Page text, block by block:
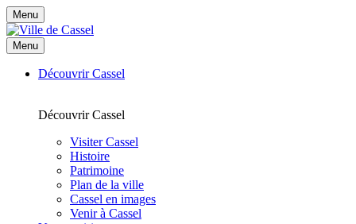
Menu
Menu
Découvrir Cassel
Découvrir Cassel
Visiter Cassel
Histoire
Patrimoine
Plan de la ville
Cassel en images
Venir à Cassel